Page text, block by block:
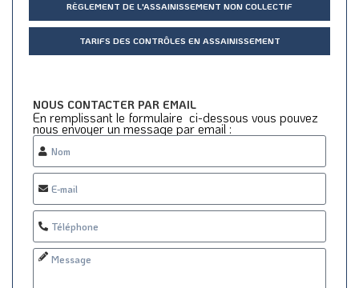
RÈGLEMENT DE L'ASSAINISSEMENT NON COLLECTIF
TARIFS DES CONTRÔLES EN ASSAINISSEMENT
NOUS CONTACTER PAR EMAIL
En remplissant le formulaire ci-dessous vous pouvez
nous envoyer un message par email :